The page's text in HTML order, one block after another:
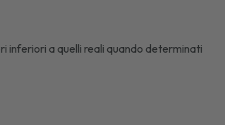
inferiori a quelli reali quando determinati